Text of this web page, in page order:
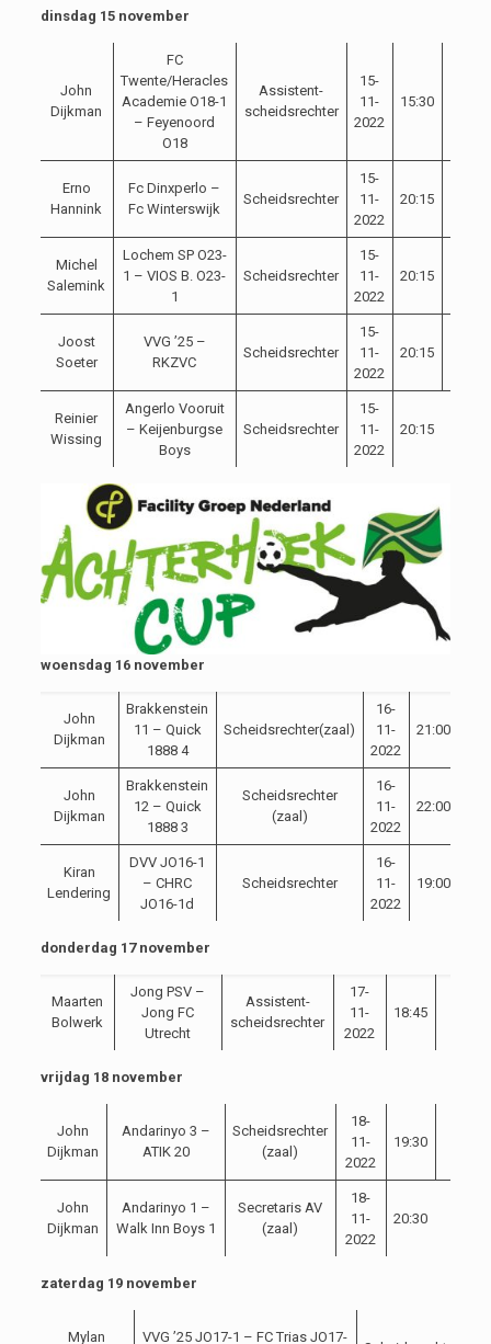
dinsdag 15 november
John
Dijkman
FC
Twente/Heracles
Academie O18-1
– Feyenoord
O18
Assistent-
scheidsrechter
15-
11-
2022
15:30
Erno
Hannink
Fc Dinxperlo –
Fc Winterswijk
Scheidsrechter
15-
11-
2022
20:15
Michel
Salemink
Lochem SP O23-
1 – VIOS B. O23-
1
Scheidsrechter
15-
11-
2022
20:15
Joost
Soeter
VVG ’25 –
RKZVC
Scheidsrechter
15-
11-
2022
20:15
Reinier
Wissing
Angerlo Vooruit
– Keijenburgse
Boys
Scheidsrechter
15-
11-
2022
20:15
woensdag 16 november
John
Dijkman
Brakkenstein
11 – Quick
1888 4
Scheidsrechter(zaal)
16-
11-
2022
21:00
John
Dijkman
Brakkenstein
12 – Quick
1888 3
Scheidsrechter
(zaal)
16-
11-
2022
22:00
Kiran
Lendering
DVV JO16-1
– CHRC
JO16-1d
Scheidsrechter
16-
11-
2022
19:00
donderdag 17 november
Maarten
Bolwerk
Jong PSV –
Jong FC
Utrecht
Assistent-
scheidsrechter
17-
11-
2022
18:45
vrijdag 18 november
John
Dijkman
Andarinyo 3 –
ATIK 20
Scheidsrechter
(zaal)
18-
11-
2022
19:30
John
Dijkman
Andarinyo 1 –
Walk Inn Boys 1
Secretaris AV
(zaal)
18-
11-
2022
20:30
zaterdag 19 november
Mylan VVG ’25 JO17-1 – FC Trias JO17-